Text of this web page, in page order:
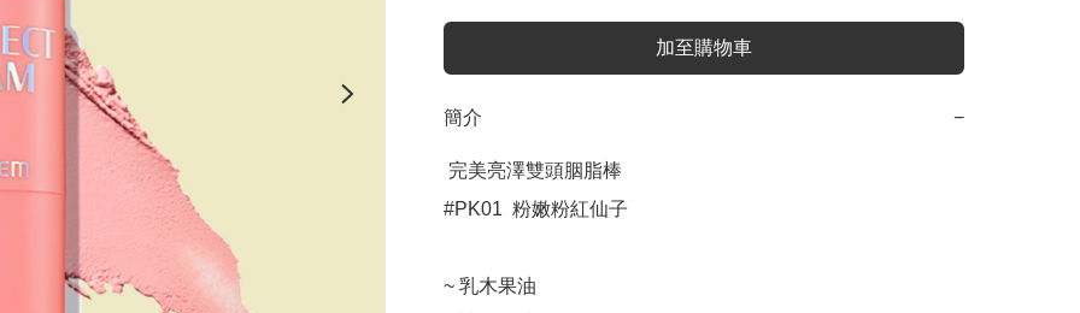
加至購物車
簡介 −
#PK01  粉嫩粉紅仙子
~ 乳木果油